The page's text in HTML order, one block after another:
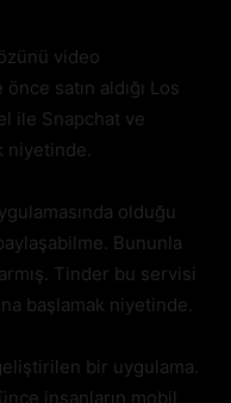
video
önce satın aldığı Los
ile Snapchat ve
niyetinde.
olduğu
Bununla
Tinder bu servisi
başlamak niyetinde.
bir uygulama.
insanların mobil